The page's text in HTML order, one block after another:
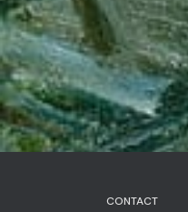
CONTACT